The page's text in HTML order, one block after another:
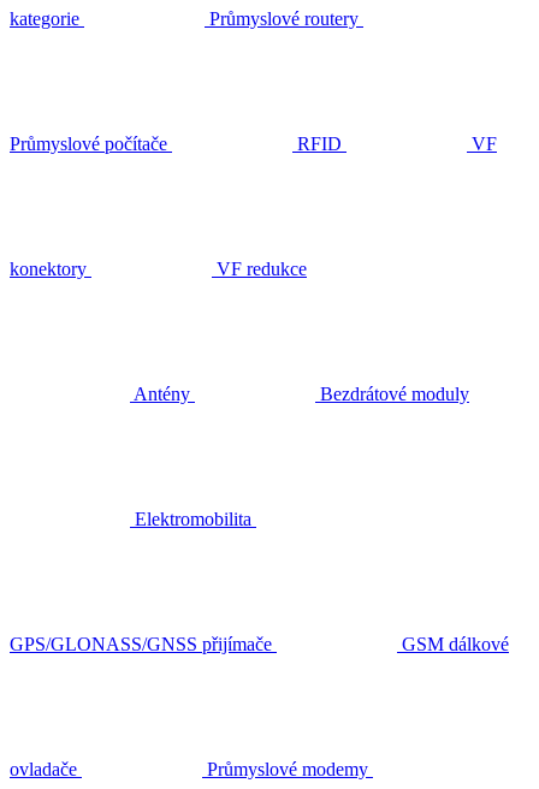
kategorie Průmyslové routery
Průmyslové počítače RFID VF
konektory VF redukce
Antény Bezdrátové moduly
Elektromobilita
GPS/GLONASS/GNSS přijímače GSM dálkové
ovladače Průmyslové modemy